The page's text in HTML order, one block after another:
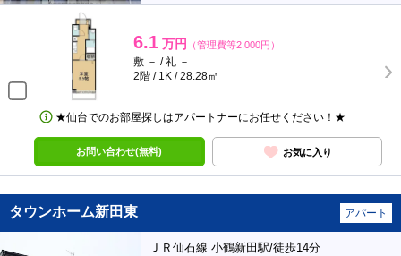
6.1 万円 （管理費等2,000円）
敷 － / 礼 －
2階 / 1K / 28.28㎡
★仙台でのお部屋探しはアパートナーにお任せください！★
お問い合わせ(無料) お気に入り
タウンホーム新田東 アパート
ＪＲ仙石線 小鶴新田駅/徒歩14分